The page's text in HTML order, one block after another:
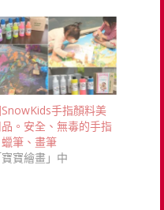
手指顏料美
。安全、無毒的手指
筆、畫筆
寶繪畫」中